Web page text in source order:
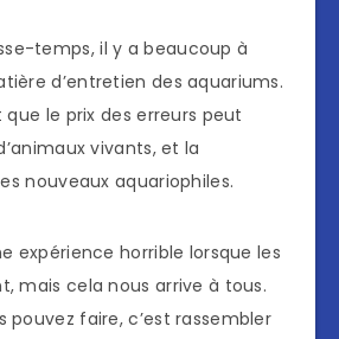
temps, il y a beaucoup à
d’entretien des aquariums.
le prix des erreurs peut
vivants, et la
nouveaux aquariophiles.
expérience horrible lorsque les
mais cela nous arrive à tous.
pouvez faire, c’est rassembler